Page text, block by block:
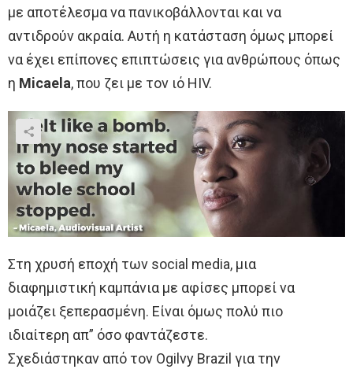
με αποτέλεσμα να πανικοβάλλονται και να
αντιδρούν ακραία. Αυτή η κατάσταση όμως μπορεί
να έχει επίπονες επιπτώσεις για ανθρώπους όπως
η Micaela, που ζει με τον ιό HIV.
Στη χρυσή εποχή των social media, μια
διαφημιστική καμπάνια με αφίσες μπορεί να
μοιάζει ξεπερασμένη. Είναι όμως πολύ πιο
ιδιαίτερη απ” όσο φαντάζεστε.
Σχεδιάστηκαν από τον Ogilvy Brazil για την